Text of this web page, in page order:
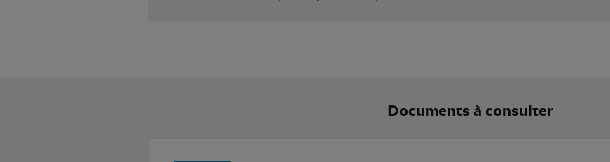
Documents à consulter